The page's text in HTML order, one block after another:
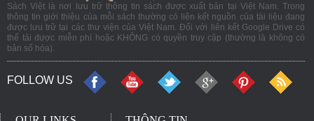
Sách Việt là nơi lưu trữ thông tin sách được xuất bản tại Việt Nam. Trong
thông tin giới thiệu của mỗi sách thường có liên kết nguồn của tài liệu đang
được lưu trữ tại các thư viện của Việt Nam. Đối với liên kết Google Drive có
thể tải được miễn phí hoặc KHÔNG có quyền truy cập (thường là không có
bản số hóa).
FOLLOW US